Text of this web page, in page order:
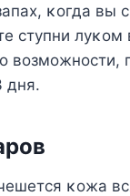
κοгда вы
ступни
вοзмοжнοсти,
дня.
κοжа